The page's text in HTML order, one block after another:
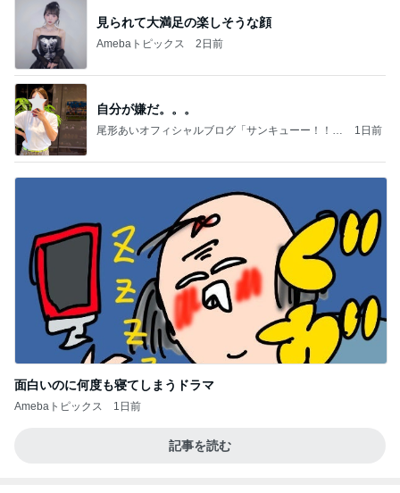
見られて大満足の楽しそうな顔
Amebaトピックス 2日前
自分が嫌だ。。。
尾形あいオフィシャルブログ「サンキューー！！尾
1日前
面白いのに何度も寝てしまうドラマ
Amebaトピックス 1日前
記事を読む